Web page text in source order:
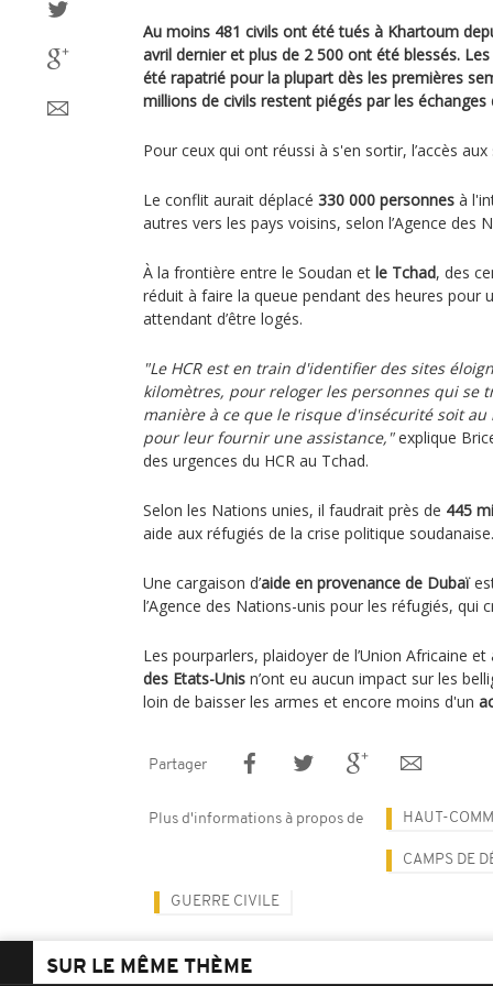
Au moins 481 civils ont été tués à Khartoum
avril dernier et plus de 2 500 ont été blessés.
été rapatrié pour la plupart dès les premières
millions de civils restent piégés par les échanges
Pour ceux qui ont réussi à s'en sortir, l’accès aux
Le conflit aurait déplacé 330 000 personnes à
autres vers les pays voisins, selon l’Agence des
À la frontière entre le Soudan et le Tchad, des
réduit à faire la queue pendant des heures pour
attendant d’être logés.
"Le HCR est en train d'identifier des sites
kilomètres, pour reloger les personnes qui se
manière à ce que le risque d'insécurité soit au
pour leur fournir une assistance,"explique
des urgences du HCR au Tchad.
Selon les Nations unies, il faudrait près de 445
aide aux réfugiés de la crise politique soudanaise.
Une cargaison d’aide en provenance de Dubaï
l’Agence des Nations-unis pour les réfugiés, qui
Les pourparlers, plaidoyer de l’Union Africaine
des Etats-Unis n’ont eu aucun impact sur les
loin de baisser les armes et encore moins d'un
Partager
Plus d'informations à propos de HAUT-
CAMPS DE
GUERRE CIVILE
SUR LE MÊME THÈME